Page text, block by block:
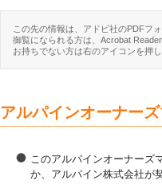
この先の情報は、アドビ社のPDFフ
御覧になられる方は、Acrobat Reader
お持ちでない方は右のアイコンを押
アルパインオーナー
このアルパインオーナーズ
か、アルパイン株式会社が